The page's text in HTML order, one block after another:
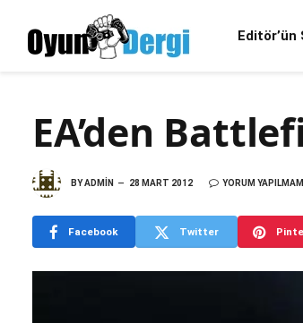
EA’den
BYADMIN 28 MART 2012 YORUM
Facebook Twitter